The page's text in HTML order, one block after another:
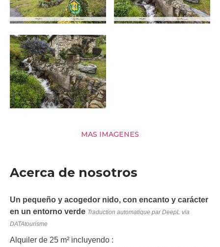
MAS IMAGENES
Acerca de nosotros
Un pequeño y acogedor nido, con encanto y carácter
en un entorno verde Traduction automatique par DeepL via
DATAtourisme
Alquiler de 25 m² incluyendo :